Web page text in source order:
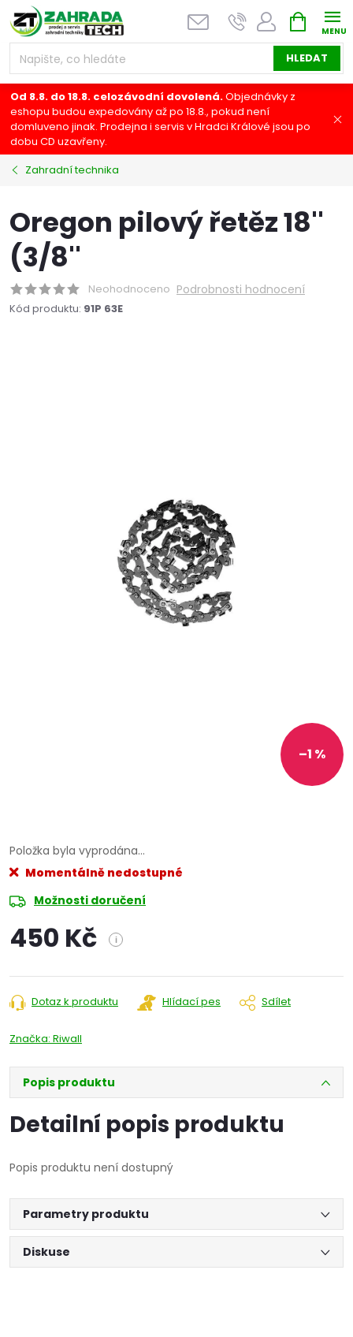
Přejít
na
obsah
HLEDAT
NÁKUPNÍ
KOŠÍK
Od 8.8. do 18.8. celozávodní dovolená.Objednávky z
eshopu budou expedovány až po 18.8., pokud není
domluveno jinak. Prodejna i servis v Hradci Králové jsou po
dobu CD uzavřeny.
Zahradní technika
Oregon pilový řetěz 18''
(3/8''
Neohodnoceno Podrobnosti hodnocení
Kód produktu: 91P 63E
–1 %
Položka byla vyprodána…
Momentálně nedostupné
Možnosti doručení
450 Kč i
cena:
Dotaz k produktu Hlídací pes Sdílet
Značka: Riwall
Popis produktu
Detailní popis produktu
Popis produktu není dostupný
Parametry produktu
Diskuse